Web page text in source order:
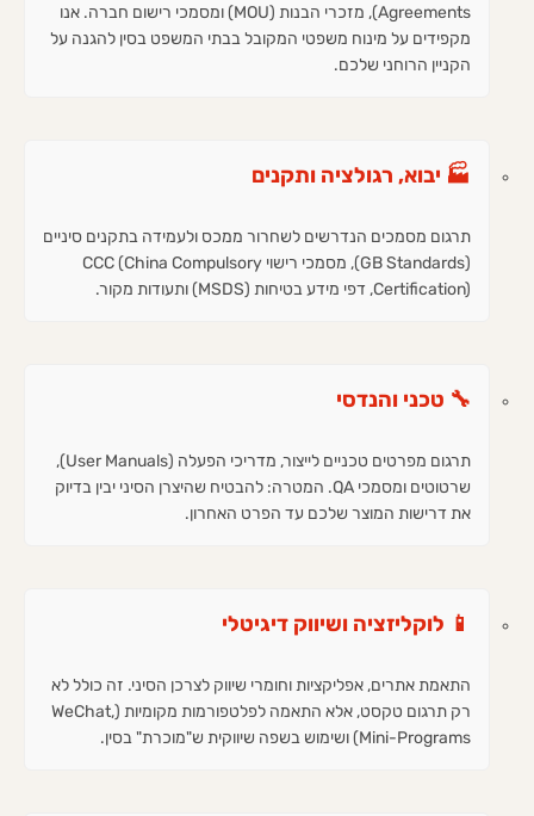
Agreements), מזכרי הבנות (MOU) ומסמכי רישום חברה. אנו
מקפידים על מינוח משפטי המקובל בבתי המשפט בסין להגנה על
הקניין הרוחני שלכם.
🏭 יבוא, רגולציה ותקנים
תרגום מסמכים הנדרשים לשחרור ממכס ולעמידה בתקנים סיניים
(GB Standards), מסמכי רישוי CCC (China Compulsory
Certification), דפי מידע בטיחות (MSDS) ותעודות מקור.
🔧 טכני והנדסי
תרגום מפרטים טכניים לייצור, מדריכי הפעלה (User Manuals),
שרטוטים ומסמכי QA. המטרה: להבטיח שהיצרן הסיני יבין בדיוק
את דרישות המוצר שלכם עד הפרט האחרון.
📱 לוקליזציה ושיווק דיגיטלי
התאמת אתרים, אפליקציות וחומרי שיווק לצרכן הסיני. זה כולל לא
רק תרגום טקסט, אלא התאמה לפלטפורמות מקומיות (WeChat,
Mini-Programs) ושימוש בשפה שיווקית ש"מוכרת" בסין.